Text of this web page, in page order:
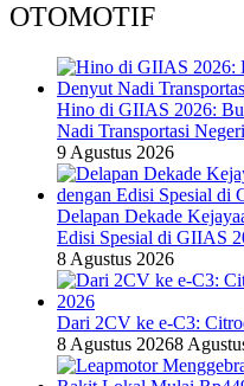
OTOMOTIF
Hino di GIIAS 2026:
Nadi Transportasi Negeri
9 Agustus 2026
Delapan Dekade
Edisi Spesial di GIIAS
8 Agustus 2026
Dari 2CV ke e-C3:
8 Agustus 20268